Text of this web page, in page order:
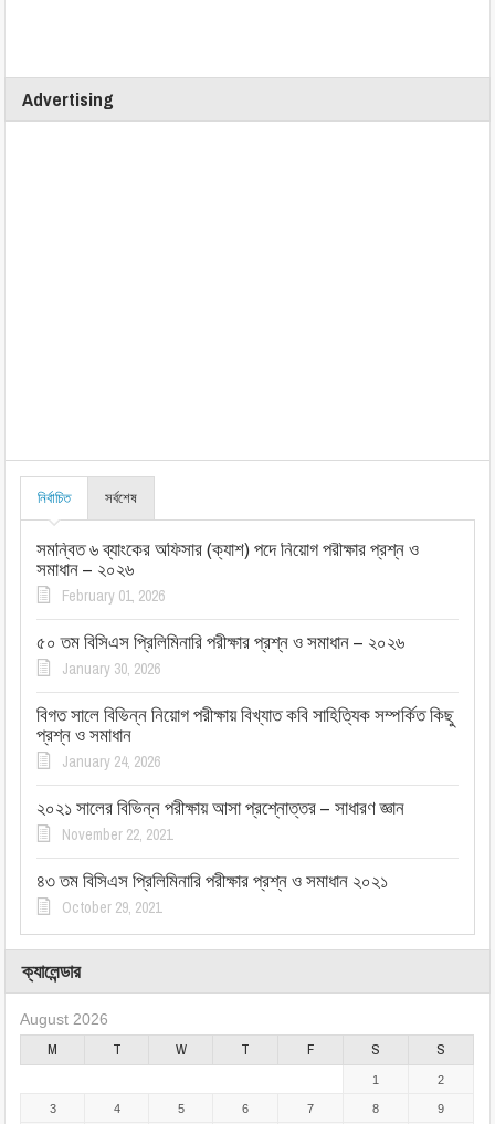
Advertising
নির্বাচিত সর্বশেষ
সমন্বিত ৬ ব্যাংকের অফিসার (ক্যাশ) পদে নিয়োগ পরীক্ষার প্রশ্ন ও
সমাধান – ২০২৬
February 01, 2026
৫০ তম বিসিএস প্রিলিমিনারি পরীক্ষার প্রশ্ন ও সমাধান – ২০২৬
January 30, 2026
বিগত সালে বিভিন্ন নিয়োগ পরীক্ষায় বিখ্যাত কবি সাহিত্যিক সম্পর্কিত কিছু
প্রশ্ন ও সমাধান
January 24, 2026
২০২১ সালের বিভিন্ন পরীক্ষায় আসা প্রশ্নোত্তর – সাধারণ জ্ঞান
November 22, 2021
৪৩ তম বিসিএস প্রিলিমিনারি পরীক্ষার প্রশ্ন ও সমাধান ২০২১
October 29, 2021
ক্যালেন্ডার
August 2026
M T W T F S S
1 2
3 4 5 6 7 8 9